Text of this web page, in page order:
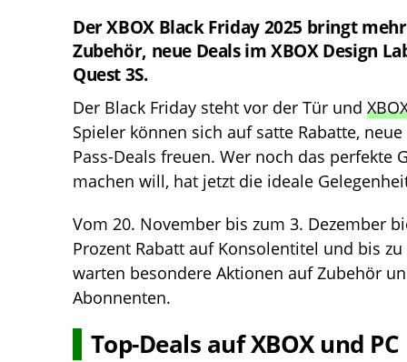
Der XBOX Black Friday 2025 bringt
Zubehör, neue Deals im XBOX Design
Quest 3S.
Der Black Friday steht vor der Tür und
Spieler können sich auf satte Rabatte,
Pass-Deals freuen. Wer noch das perfekte
machen will, hat jetzt die ideale
Vom 20. November bis zum 3. Dezember
Prozent Rabatt auf Konsolentitel und bis
warten besondere Aktionen auf Zubehör
Abonnenten.
Top-Deals auf XBOX und PC